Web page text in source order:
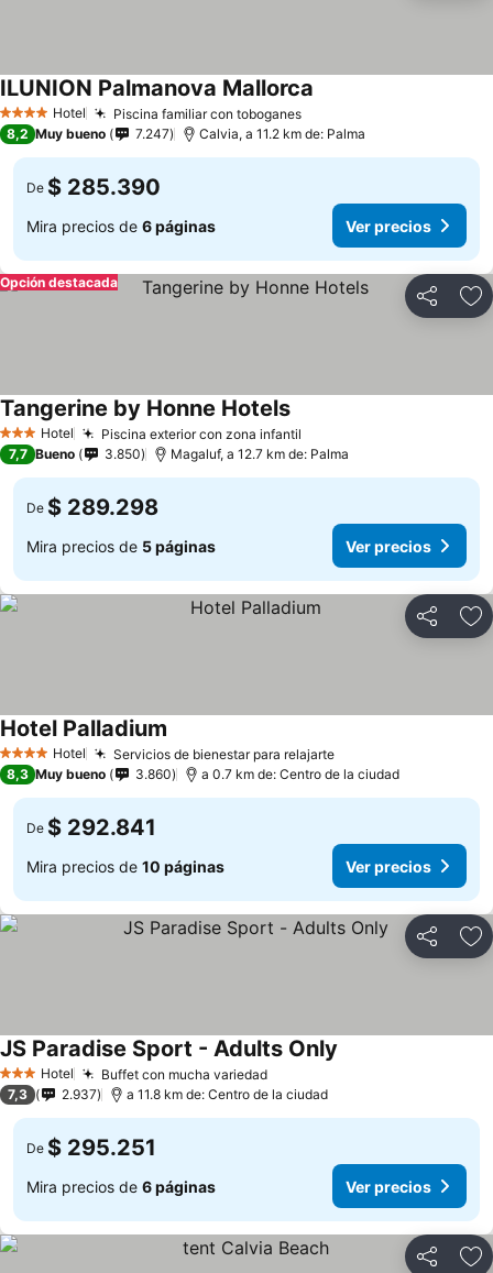
4 EstrellasHotel Piscina familiar con toboganes
ILUNION Palmanova Mallorca
8,2 Muy bueno 7.247 Calvia, a 11.2 km de: Palma
De $ 285.390
Mira precios de 6 páginas Ver precios
Compartir
Opción destacada
3 Estrellas
Hotel Piscina exterior con zona infantil
Tangerine by Honne Hotels
7,7 Bueno 3.850 Magaluf, a 12.7 km de: Palma
De $ 289.298
Mira precios de 5 páginas Ver precios
Compartir
4 EstrellasHotel Servicios de bienestar para relajarte
Hotel Palladium
8,3 Muy bueno 3.860 a 0.7 km de: Centro de la ciudad
De $ 292.841
Mira precios de 10 páginas Ver precios
Compartir
3 Estrellas
Hotel Buffet con mucha variedad
JS Paradise Sport - Adults Only
7,3 2.937 a 11.8 km de: Centro de la ciudad
De $ 295.251
Mira precios de 6 páginas Ver precios
Compartir